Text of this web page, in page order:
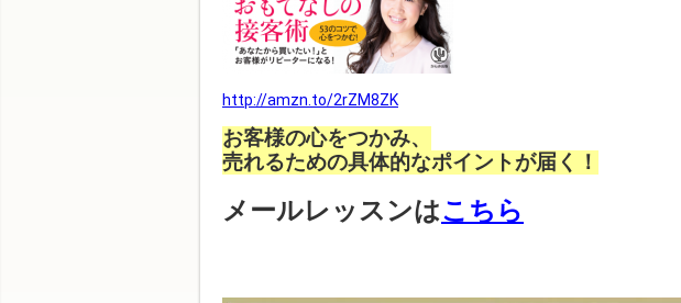
http://amzn.to/2rZM8ZK
お客様の心をつかみ、
売れるための具体的なポイントが届く！
メールレッスンはこちら